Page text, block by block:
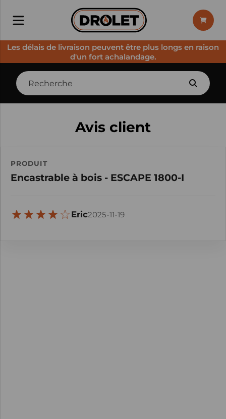
Les délais de livraison peuvent être plus longs en raison
d'un fort achalandage.
Avis client
PRODUIT
Encastrable à bois - ESCAPE 1800-I
Eric2025-11-19